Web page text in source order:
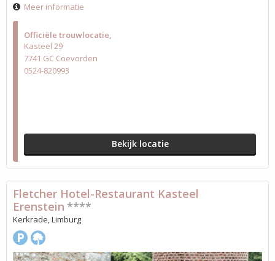
Officiële trouwlocatie
Kasteel 29
7741 GC Coevorden
0524-820993
Bekijk locatie
Meer informatie
Fletcher Hotel-Restaurant Kasteel
Erenstein ****
Kerkrade, Limburg